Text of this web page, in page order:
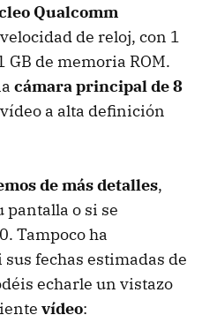
Qualcomm
de reloj, con 1
GB de memoria ROM.
cámara principal de 8
a alta definición
de más detalles,
pantalla o si se
Tampoco ha
fechas estimadas de
echarle un vistazo
vídeo: